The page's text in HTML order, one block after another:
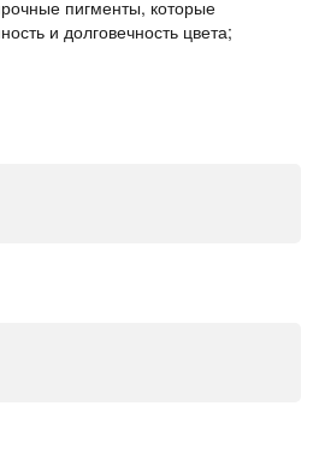
пигменты, которые
и долговечность цвета;